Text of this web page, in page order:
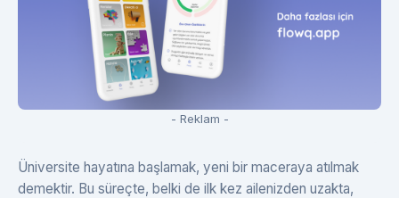
- Reklam -
Üniversite hayatına başlamak, yeni bir maceraya atılmak
demektir. Bu süreçte, belki de ilk kez ailenizden uzakta,